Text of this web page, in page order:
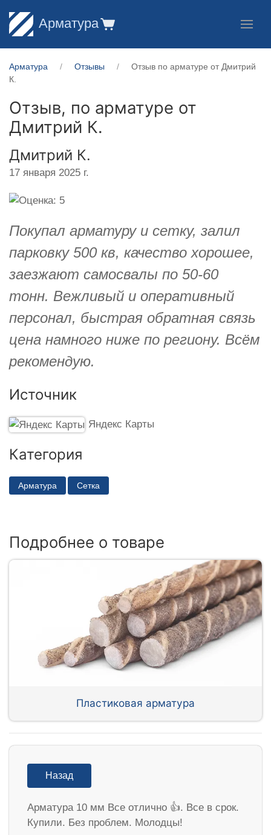
Арматура
Арматура Отзывы
Отзыв по арматуре от Дмитрий
К.
Отзыв, по арматуре от
Дмитрий К.
Дмитрий К.
17 января 2025 г.
Покупал арматуру и сетку, залил
парковку 500 кв, качество хорошее,
заезжают самосвалы по 50-60
тонн. Вежливый и оперативный
персонал, быстрая обратная связь
цена намного ниже по региону. Всём
рекомендую.
Источник
Яндекс Карты
Категория
Арматура Сетка
Подробнее о товаре
Пластиковая арматура
Назад
Арматура 10 мм Все отлично 👍. Все в срок.
Купили. Без проблем. Молодцы!